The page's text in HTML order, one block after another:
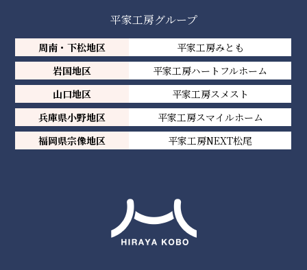
平家工房グループ
周南・下松地区
平家工房みとも
岩国地区
平家工房ハートフルホーム
山口地区
平家工房スメスト
兵庫県小野地区
平家工房スマイルホーム
福岡県宗像地区
平家工房NEXT松尾